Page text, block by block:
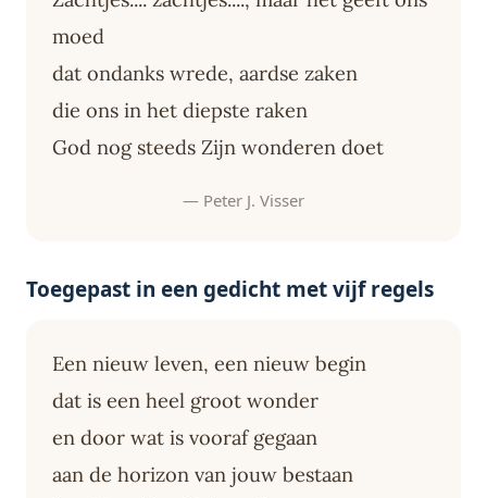
moed
dat ondanks wrede, aardse zaken
die ons in het diepste raken
God nog steeds Zijn wonderen doet
— Peter J. Visser
Toegepast in een gedicht met vijf regels
Een nieuw leven, een nieuw begin
dat is een heel groot wonder
en door wat is vooraf gegaan
aan de horizon van jouw bestaan